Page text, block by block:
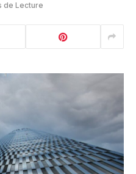
de Lecture